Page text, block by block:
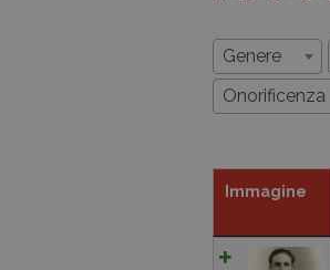
Genere
Onorificenza
Immagine